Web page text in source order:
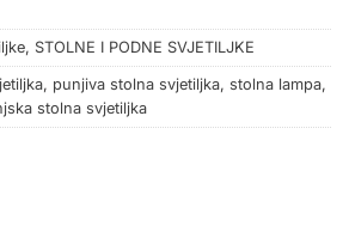
, STOLNE I PODNE SVJETILJKE
, punjiva stolna svjetiljka, stolna lampa,
stolna svjetiljka